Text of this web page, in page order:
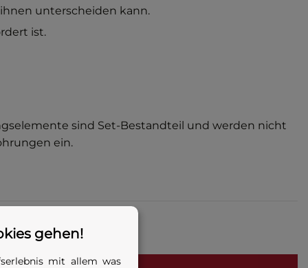
unterscheiden kann.
ist.
sind Set-Bestandteil und werden nicht
ein.
gehen!
mit allem was